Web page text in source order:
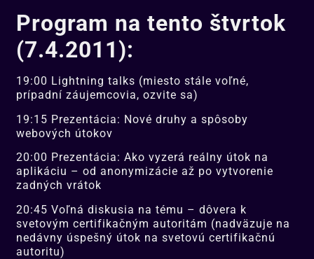
Program na tento štvrtok
(7.4.2011):
19:00 Lightning talks (miesto stále voľné,
prípadní záujemcovia, ozvite sa)
19:15 Prezentácia: Nové druhy a spôsoby
webových útokov
20:00 Prezentácia: Ako vyzerá reálny útok na
aplikáciu – od anonymizácie až po vytvorenie
zadných vrátok
20:45 Voľná diskusia na tému – dôvera k
svetovým certifikačným autoritám (nadväzuje na
nedávny úspešný útok na svetovú certifikačnú
autoritu)